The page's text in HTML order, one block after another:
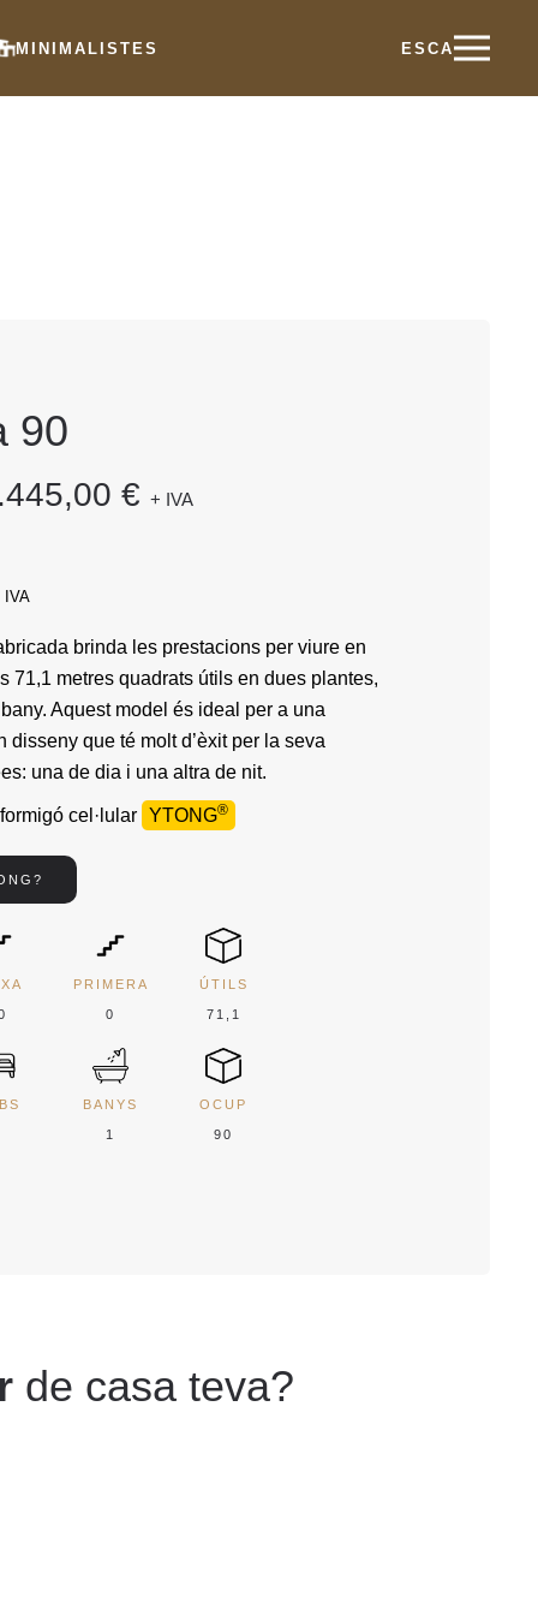
MINIMALISTES ES CA
90
€ + IVA
IVA
brinda les prestacions per viure en
71,1 metres quadrats útils en dues plantes,
Aquest model és ideal per a una
disseny que té molt d’èxit per la seva
una de dia i una altra de nit.
cel·lular YTONG®
PRIMERA
0
ÚTILS
71,1
BANYS
1
OCUP
90
de casa teva?